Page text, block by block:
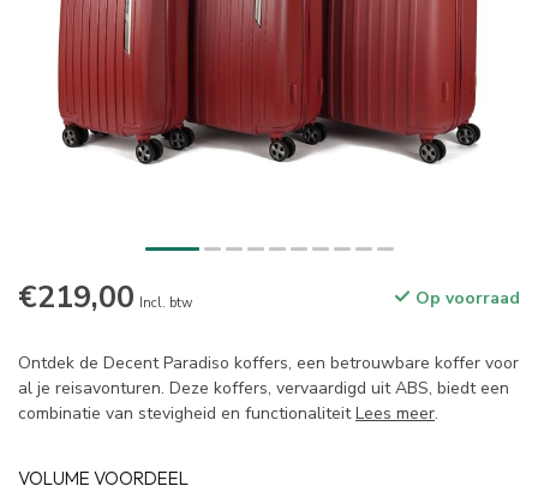
€219,00 Incl. btw Op voorraad
Ontdek de Decent Paradiso koffers, een betrouwbare koffer voor
al je reisavonturen. Deze koffers, vervaardigd uit ABS, biedt een
combinatie van stevigheid en functionaliteitLees meer.
VOLUME VOORDEEL